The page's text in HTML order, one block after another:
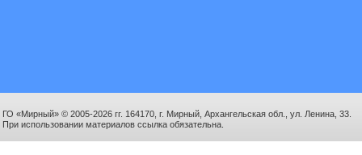
ГО «Мирный» © 2005-2026 гг. 164170, г. Мирный, Архангельская обл., ул. Ленина, 33.
При использовании материалов ссылка обязательна.